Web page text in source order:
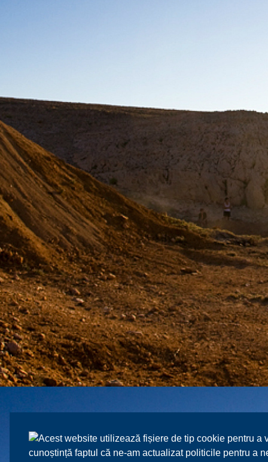
Acest website utilizează fișiere de tip cookie pentru
cunoștință faptul că ne-am actualizat politicile pentru a